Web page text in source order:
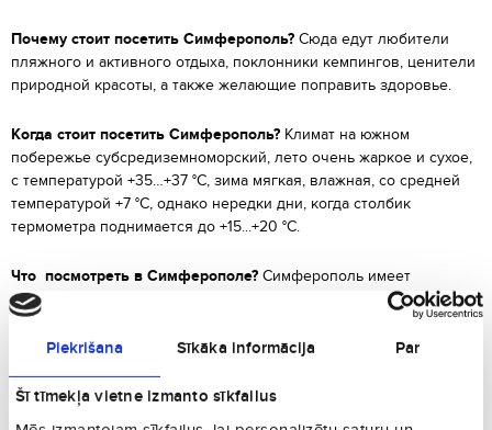
Piekrišana Sīkāka informācija Par
Šī tīmekļa vietne izmanto sīkfailus
Почему стоит посетить Симферополь? Сюда едут любители
пляжного и активного отдыха, поклонники кемпингов, ценители
природной красоты, а также желающие поправить здоровье.
Когда стоит посетить Симферополь? Климат на южном
побережье субсредиземноморский, лето очень жаркое и сухое,
с температурой +35…+37 °C, зима мягкая, влажная, со средней
температурой +7 °C, однако нередки дни, когда столбик
термометра поднимается до +15...+20 °C.
Что посмотреть в Симферополе? Симферополь имеет
богатейшую историю, которая тянется с незапамятных времен.
Седая древность сохранилась лишь виде пещер, впрочем, ее
живым свидетелем является археологический заповедник
экспозиция постоянно пополняется найденными артефактами.